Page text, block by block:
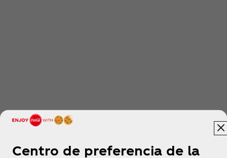
Centro de preferencia de la